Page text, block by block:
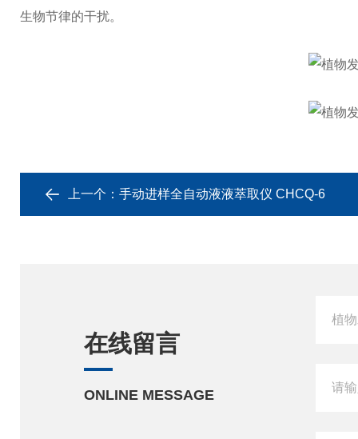
生物节律的干扰。
上一个： 手动进样全自动液液萃取仪 CHCQ-6
在线留言
ONLINE MESSAGE